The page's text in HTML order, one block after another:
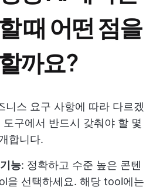
때 어떤 점을
까요?
니스 요구 사항에 따라 다르겠
구에서 반드시 갖춰야 할 몇
합니다.
능: 정확하고 수준 높은 콘텐
을 선택하세요. 해당 tool에는